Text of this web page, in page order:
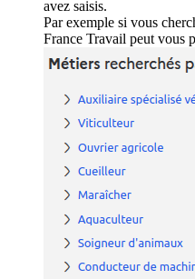
avez saisis.
Par exemple si vous
France Travail peut vous